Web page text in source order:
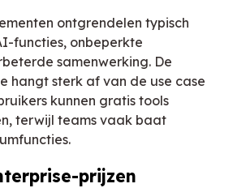
ontgrendelen typisch
functies, onbeperkte
samenwerking. De
hangt sterk af van de use case
kunnen gratis tools
terwijl teams vaak baat
prijzen